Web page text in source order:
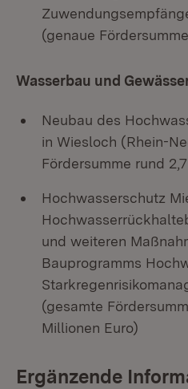
(genaue
Wasserbau und
Neubau des
in Wiesloch (Rhein-
Fördersumme rund
Hochwasserschutz
und weiteren
Bauprogramms
(gesamte
Millionen Euro)
Ergänzende